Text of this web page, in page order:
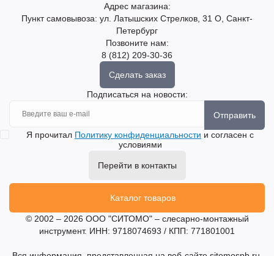
Адрес магазина:
Пункт самовывоза: ул. Латышских Стрелков, 31 О, Санкт-
Петербург
Позвоните нам:
8 (812) 209-30-36
Сделать заказ
Подписаться на новости:
Отправить
Я прочитал Политику конфиденциальности и согласен с
условиями
Перейти в контакты
Каталог товаров
© 2002 – 2026 ООО "СИТОМО" – слесарно-монтажный
инструмент. ИНН: 9718074693 / КПП: 771801001